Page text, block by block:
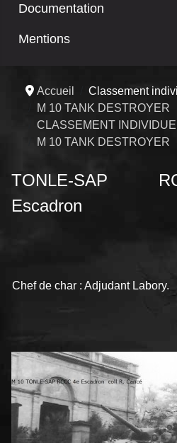
Documentation
Mentions
Accueil
Classement
M 10 TANK DESTROYER
CLASSEMENT
M 10 TANK DESTROYER
TONLE-SAP
Escadron
Chef de char : Adjudant Labory.